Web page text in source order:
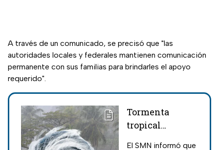
A través de un comunicado, se precisó que "las
autoridades locales y federales mantienen comunicación
permanente con sus familias para brindarles el apoyo
requerido".
Tormenta
tropical
El SMN informó que